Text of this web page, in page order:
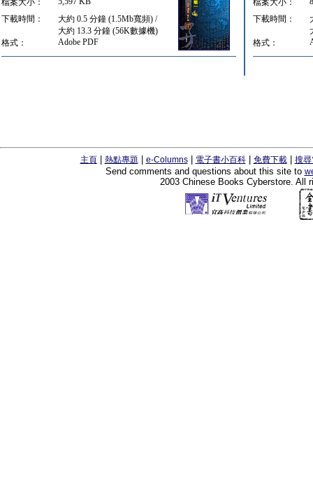
檔案大小：
下載時間：
大約 0.5 分鐘 (1.5Mb寬頻) /
大約 13.3 分鐘 (56K數據機)
格式：
Adobe PDF
檔案大小：
下載時間：
格式：
主頁| 熱點專題 e-Columns| 電子書小百科| 免費下載| 搜
Send comments and questions about this site to
2003 Chinese Books Cyberstore. All